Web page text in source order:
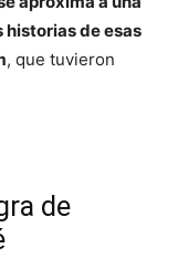
de esas
, que tuvieron
de